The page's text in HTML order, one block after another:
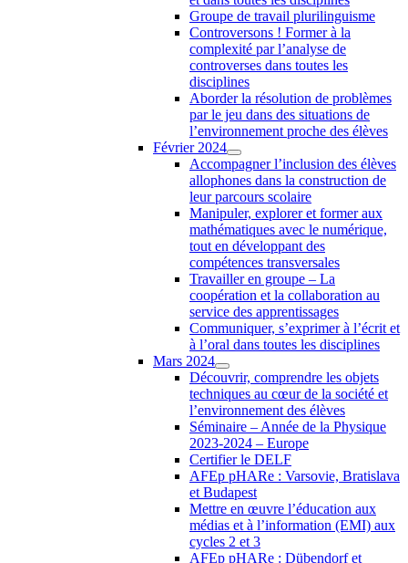
Groupe de travail plurilinguisme
Controversons ! Former à la
complexité par l’analyse de
controverses dans toutes les
disciplines
Aborder la résolution de problèmes
par le jeu dans des situations de
l’environnement proche des élèves
Février 2024
Accompagner l’inclusion des élèves
allophones dans la construction de
leur parcours scolaire
Manipuler, explorer et former aux
mathématiques avec le numérique,
tout en développant des
compétences transversales
Travailler en groupe – La
coopération et la collaboration au
service des apprentissages
Communiquer, s’exprimer à l’écrit et
à l’oral dans toutes les disciplines
Mars 2024
Découvrir, comprendre les objets
techniques au cœur de la société et
l’environnement des élèves
Séminaire – Année de la Physique
2023-2024 – Europe
Certifier le DELF
AFEp pHARe : Varsovie, Bratislava
et Budapest
Mettre en œuvre l’éducation aux
médias et à l’information (EMI) aux
cycles 2 et 3
AFEp pHARe : Dübendorf et